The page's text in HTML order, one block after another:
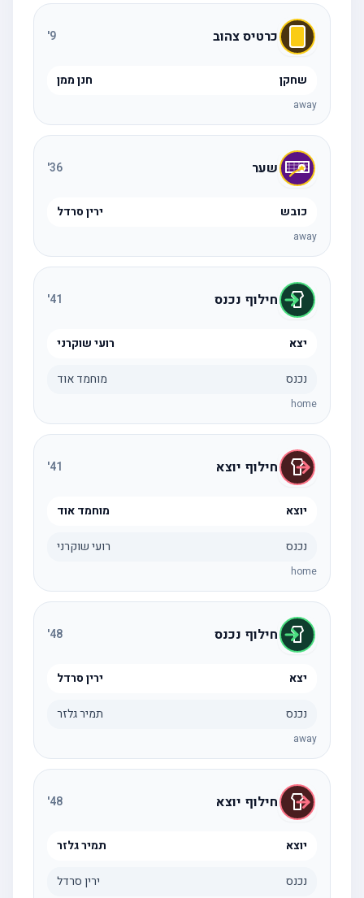
כרטיס צהוב
שחקן חנן ממן
away
שער 36
'
כובש ירין סרדל
away
חילוף נכנס 41
'
יצא רועי שוקרני
נכנס מוחמד אוד
home
חילוף יוצא 41
'
יוצא מוחמד אוד
נכנס רועי שוקרני
home
חילוף נכנס 48
'
יצא ירין סרדל
נכנס תמיר גלזר
away
חילוף יוצא 48
'
יוצא תמיר גלזר
נכנס ירין סרדל